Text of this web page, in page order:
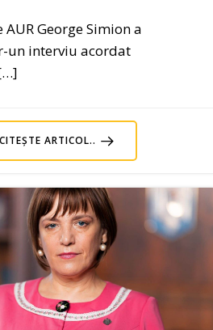
AUR George Simion a
un interviu acordat
CITEȘTE ARTICOL..